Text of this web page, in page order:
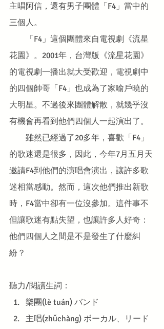
主唱阿信，還有男子團體「F4」當中的
三個人。
「F4」這個團體來自電視劇《流星
花園》。2001年，台灣版《流星花園》
的電視劇一播出就大受歡迎，電視劇中
的四個帥哥「F4」也成為了家喻戶曉的
大明星。不過後來團體解散，就幾乎沒
有機會再看到他們四個人一起演出了。
雖然已經過了20多年，喜歡「F4」
的歌迷還是很多，因此，今年7月五月天
邀請F4到他們的演唱會演出，讓許多歌
迷相當感動。然而，這次他們推出新歌
時，F4當中卻有一位沒參加。這件事不
但讓歌迷有點失望，也讓許多人好奇：
他們四個人之間是不是發生了什麼糾
紛？
聽力/閱讀生詞：
樂團(lè tuán) バンド
主唱(zhǔchàng) ボーカル、リード